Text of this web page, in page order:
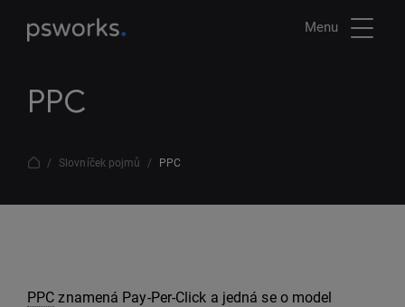
Menu
PPC
Slovníček pojmů PPC
PPC znamená Pay-Per-Click a jedná se o model